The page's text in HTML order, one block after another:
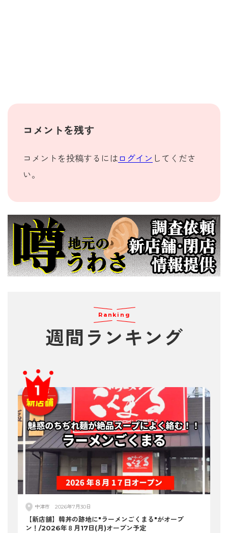
コメントを残す
コメントを投稿するには ログイン してくださ
い。
Ranking
週間 ランキング
中津市 2026年7月30日
【新店舗】韓丼の跡地に"ラーメンごくまる"がオープ
ン！/2026年８月17日(月)オープン予定